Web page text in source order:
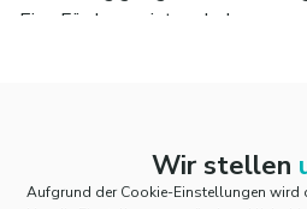
Eine Förderung ist nach dem
Wir stellen
Aufgrund der Cookie-Einstellungen wird